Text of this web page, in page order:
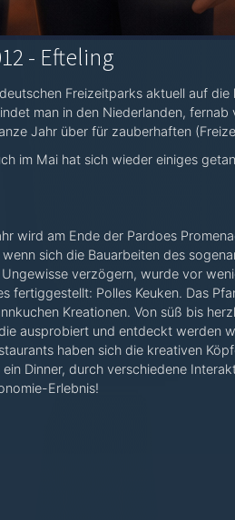
- Efteling
Freizeitparks aktuell auf
man in den Niederlanden,
Jahr über für zauberhaften
im Mai hat sich wieder einiges
wird am Ende der Pardoes
sich die Bauarbeiten des
verzögern, wurde vor
fertiggestellt: Polles Keuken. Das
Kreationen. Von süß bis
ausprobiert und entdeckt werden
haben sich die kreativen
Dinner, durch verschiedene
Erlebnis!